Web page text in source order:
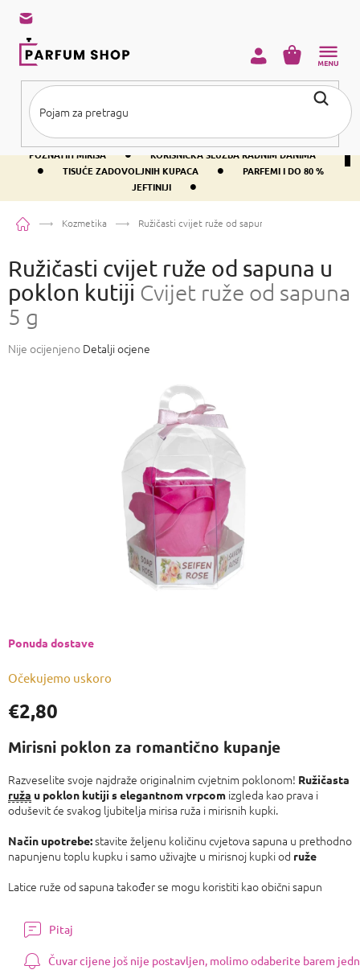
sadržaj
BESPLATNA DOSTAVA IZNAD PRIBLIŽNO 37 € •
400+ SVJETSKI
POZNATIH MIRISA
• KORISNIČKA SLUŽBA RADNIM DANIMA
• TISUĆE ZADOVOLJNIH KUPACA •
PARFEMI I DO 80 %
JEFTINIJI
•
KOŠARICA
PočetnaKozmetika Ružičasti cvijet ruže od sapuna u poklon kutiji
Ružičasti cvijet ruže od sapuna u
poklon kutiji Cvijet ruže od sapuna
5 g
Prosječna
Nije ocijenjeno Detalji ocjene
€2,80
Izmjeri
cijenu:
Očekujemo uskoro
Ponuda dostave
Mirisni poklon za romantično kupanje
Razveselite svoje najdraže originalnim cvjetnim poklonom! Ružičasta
ruža u poklon kutiji s elegantnom vrpcom izgleda kao prava i
oduševit će svakog ljubitelja mirisa ruža i mirisnih kupki.
Način upotrebe:stavite željenu količinu cvjetova sapuna u prethodno
napunjenu toplu kupku i samo uživajte u mirisnoj kupki od ruže
Latice ruže od sapuna također se mogu koristiti kao obični sapun
Pitaj
Čuvar cijene još nije postavljen, molimo odaberite barem